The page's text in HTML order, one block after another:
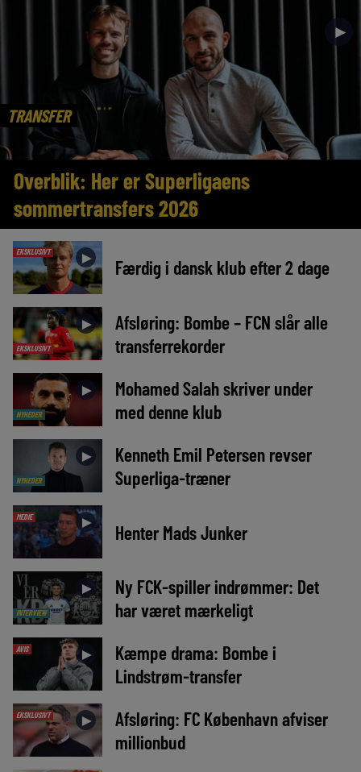
TRANSFER
►
Overblik: Her er Superligaens
sommertransfers 2026
EKSKLUSIVT ► Færdig i dansk klub efter 2 dage
EKSKLUSIVT
►
Afsløring: Bombe – FCN slår alle
transferrekorder
NYHEDER
►
Mohamed Salah skriver under
med denne klub
NYHEDER
►
Kenneth Emil Petersen revser
Superliga-træner
MEDIE ► Henter Mads Junker
INTERVIEW
►
Ny FCK-spiller indrømmer: Det
har været mærkeligt
AVIS ►
Kæmpe drama: Bombe i
Lindstrøm-transfer
EKSKLUSIVT ►
Afsløring: FC København afviser
millionbud